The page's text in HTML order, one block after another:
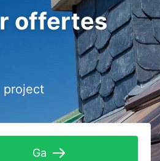
Vloerverwarming
Vochtbestrijding
Warmtepomp
Wellness
Zonnepanelen
offertes
project
Ga